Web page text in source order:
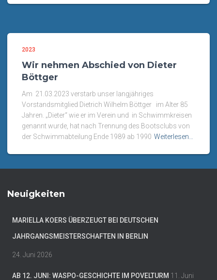
2023
Wir nehmen Abschied von Dieter
Böttger
Am 21.03.2023 verstarb unser langjähriges
Vorstandsmitglied Dietrich Wilhelm Böttger im Alter 85
Jahren. „Dieter“ wie er im Verein und in Schwimmkreisen
genannt wurde, hat nach Trennung des Bootsclubs von
der Schwimmabteilung Ende 1989 ab 1990 Weiterlesen…
Neuigkeiten
MARIELLA KOERS ÜBERZEUGT BEI DEUTSCHEN
JAHRGANGSMEISTERSCHAFTEN IN BERLIN
24. Juni 2026
AB 12. JUNI: WASPO-GESCHICHTE IM POVELTURM 11. Juni